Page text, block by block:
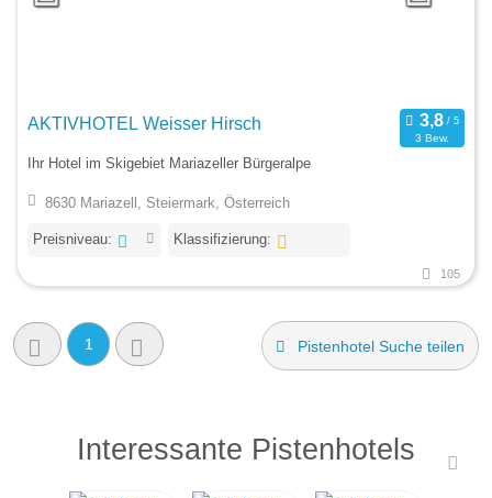
AKTIVHOTEL Weisser Hirsch
3 Bew.
Ihr Hotel im Skigebiet Mariazeller Bürgeralpe
8630 Mariazell, Steiermark, Österreich
Preisniveau: Klassifizierung:
105
1 Pistenhotel Suche teilen
Interessante Pistenhotels